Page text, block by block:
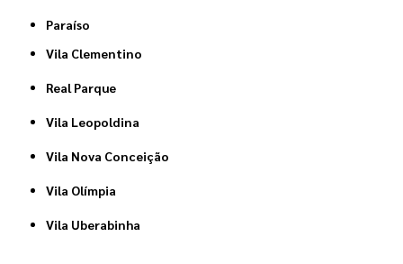
Paraíso
Vila Clementino
Real Parque
Vila Leopoldina
Vila Nova Conceição
Vila Olímpia
Vila Uberabinha